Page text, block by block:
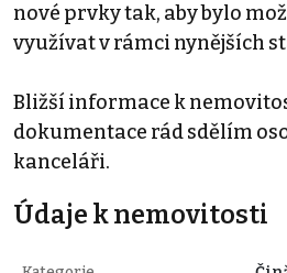
nové prvky tak, aby bylo
využívat v rámci nynějších
Bližší informace k
dokumentace rád sdělím
kanceláři.
Údaje k nemovitosti